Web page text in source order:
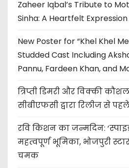
Zaheer Iqbal’s Tribute to
Sinha: A Heartfelt
New Poster for “Khel Khel
Studded Cast Including
Pannu, Fardeen Khan, and
त्रिप्ती डिमरी और विक्की
सीबीएफसी द्वारा रिलीज से
रवि किशन का जन्मदिन:
महत्वपूर्ण भूमिका, भोजपुरी
चमक